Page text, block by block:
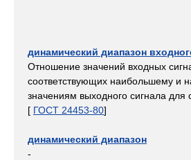
динамический диапазон
Отношение значений входных
соответствующих наибольшему и
значениям выходного сигнала для
[ ГОСТ 24453-80]
динамический диапазон
-